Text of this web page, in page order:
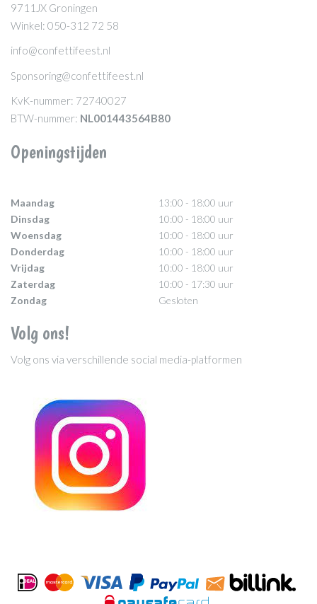
9711JX Groningen
Winkel: 050-312 72 58
info@confettifeest.nl
Sponsoring@confettifeest.nl
KvK-nummer: 72740027
BTW-nummer: NL001443564B80
Openingstijden
Maandag
13:00 - 18:00 uur
Dinsdag
10:00 - 18:00 uur
Woensdag
10:00 - 18:00 uur
Donderdag
10:00 - 18:00 uur
Vrijdag
10:00 - 18:00 uur
Zaterdag
10:00 - 17:30 uur
Zondag
Gesloten
Volg ons!
Volg ons via verschillende social media-platformen